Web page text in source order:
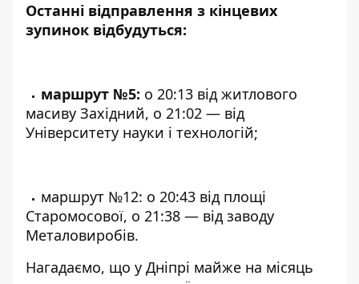
Останні відправлення з кінцевих
зупинок відбудуться:
маршрут №5: о 20:13 від житлового
масиву Західний, о 21:02 — від
Університету науки і технологій;
маршрут №12: о 20:43 від площі
Старомосової, о 21:38 — від заводу
Металовиробів.
Нагадаємо, що у Дніпрі майже на місяць